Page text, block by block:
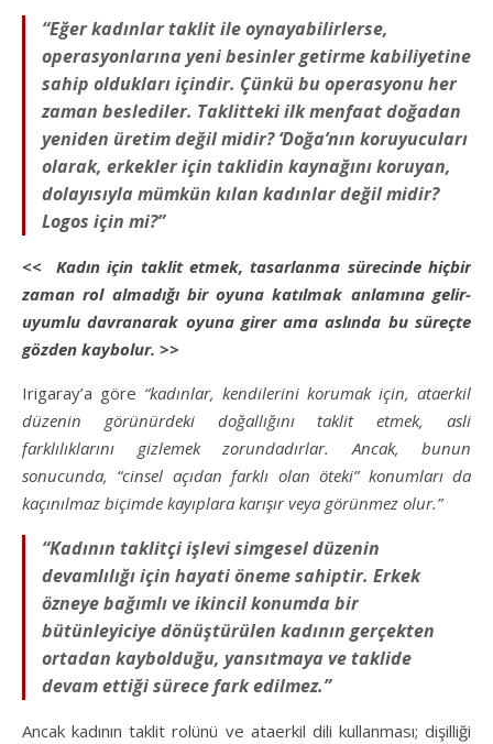
“Eğer kadınlar taklit ile oynayabilirlerse,
operasyonlarına yeni besinler getirme kabiliyetine
sahip oldukları içindir. Çünkü bu operasyonu her
zaman beslediler. Taklitteki ilk menfaat doğadan
yeniden üretim değil midir? ‘Doğa’nın koruyucuları
olarak, erkekler için taklidin kaynağını koruyan,
dolayısıyla mümkün kılan kadınlar değil midir?
Logos için mi?”
<< Kadın için taklit etmek, tasarlanma sürecinde hiçbir
zaman rol almadığı bir oyuna katılmak anlamına gelir-
uyumlu davranarak oyuna girer ama aslında bu süreçte
gözden kaybolur. >>
Irigaray’a göre “kadınlar, kendilerini korumak için, ataerkil
düzenin görünürdeki doğallığını taklit etmek, asli
farklılıklarını gizlemek zorundadırlar. Ancak, bunun
sonucunda, “cinsel açıdan farklı olan öteki” konumları da
kaçınılmaz biçimde kayıplara karışır veya görünmez olur.”
“Kadının taklitçi işlevi simgesel düzenin
devamlılığı için hayati öneme sahiptir. Erkek
özneye bağımlı ve ikincil konumda bir
bütünleyiciye dönüştürülen kadının gerçekten
ortadan kaybolduğu, yansıtmaya ve taklide
devam ettiği sürece fark edilmez.”
Ancak kadının taklit rolünü ve ataerkil dili kullanması; dişilliği